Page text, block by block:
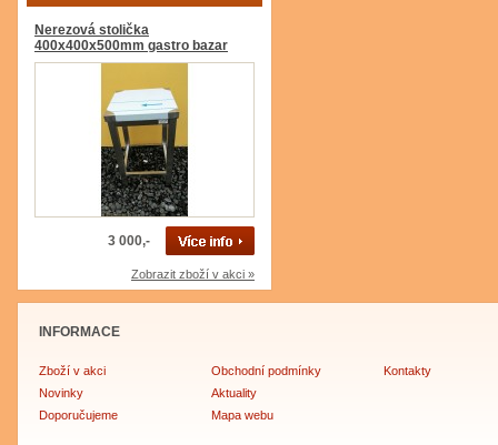
Nerezová stolička
400x400x500mm gastro bazar
3 000,-
Zobrazit zboží v akci »
INFORMACE
Zboží v akci
Novinky
Doporučujeme
Obchodní podmínky
Aktuality
Mapa webu
Kontakty